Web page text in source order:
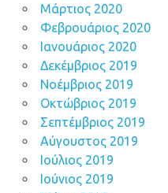
Μάρτιος 2020
Φεβρουάριος 2020
Ιανουάριος 2020
Δεκέμβριος 2019
Νοέμβριος 2019
Οκτώβριος 2019
Σεπτέμβριος 2019
Αύγουστος 2019
Ιούλιος 2019
Ιούνιος 2019